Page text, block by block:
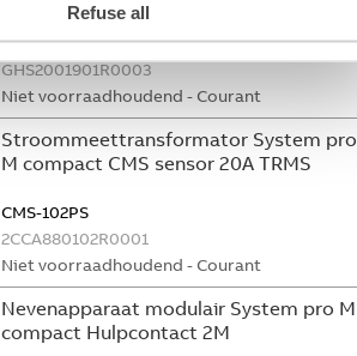
Refuse all
compact Through the door operator
S2C-DH
GHS2001901R0003
Niet voorraadhoudend - Courant
Stroommeettransformator System pro
M compact CMS sensor 20A TRMS
CMS-102PS
2CCA880102R0001
Niet voorraadhoudend - Courant
Nevenapparaat modulair System pro M
compact Hulpcontact 2M